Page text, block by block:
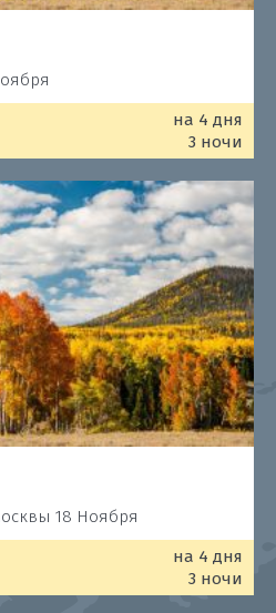
на 4 дня
3 ночи
18 Ноября
на 4 дня
3 ночи